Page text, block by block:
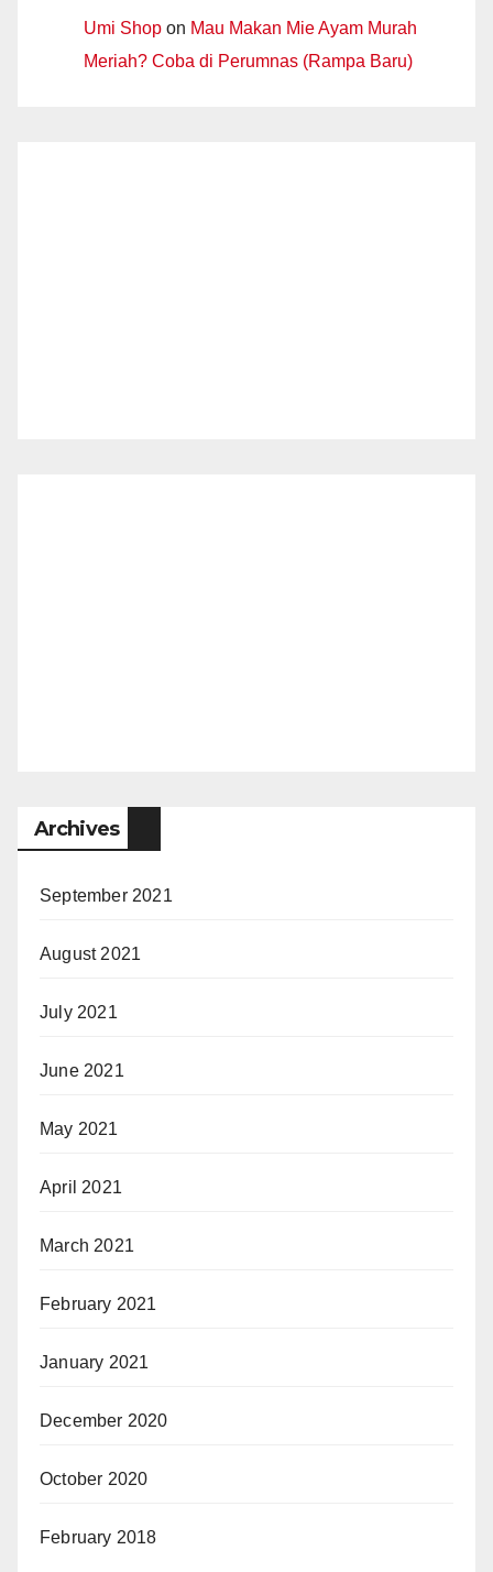
Umi Shop on Mau Makan Mie Ayam Murah
Meriah? Coba di Perumnas (Rampa Baru)
Archives
September 2021
August 2021
July 2021
June 2021
May 2021
April 2021
March 2021
February 2021
January 2021
December 2020
October 2020
February 2018